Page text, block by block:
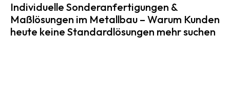
Individuelle Sonderanfertigungen &
Maßlösungen im Metallbau – Warum Kunden
heute keine Standardlösungen mehr suchen